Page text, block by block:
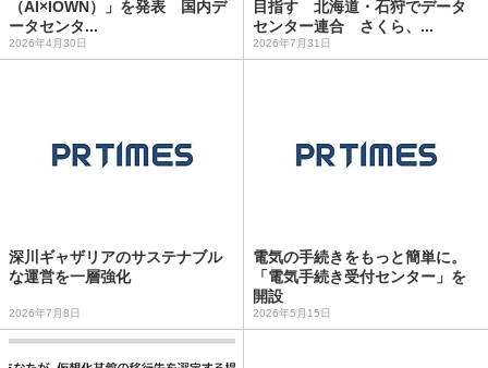
（AI×IOWN）」を発表 国内デ
ータセンタ...
2026年4月30日
目指す 北海道・石狩でデータ
センター連合 さくら、...
2026年7月31日
深川ギャザリアのサステナブル
な運営を一層強化
2026年7月8日
電気の手続きをもっと簡単に。
「電気手続き受付センター」を
開設
2026年5月15日